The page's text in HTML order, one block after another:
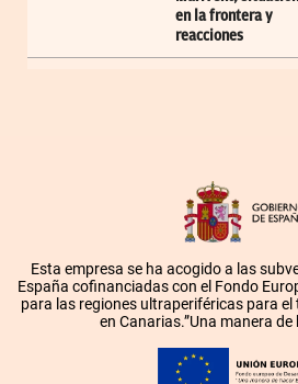
en la frontera y
reacciones
Esta empresa se ha acogido a las
España cofinanciadas con el Fondo
para las regiones ultraperiféricas para
en Canarias.”Una manera de